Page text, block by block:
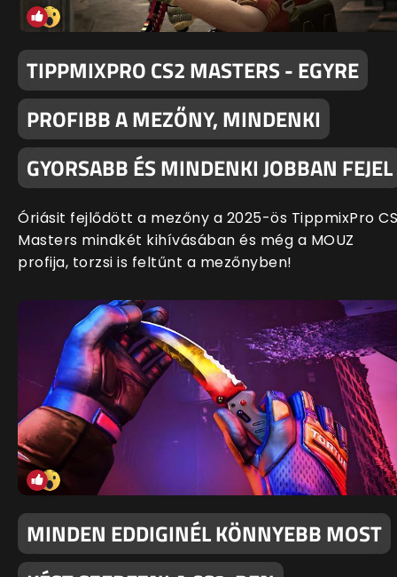
TIPPMIXPRO CS2 MASTERS - EGYRE
PROFIBB A MEZŐNY, MINDENKI
GYORSABB ÉS MINDENKI JOBBAN FEJEL
Óriásit fejlődött a mezőny a 2025-ös TippmixPro
Masters mindkét kihívásában és még a MOUZ
profija, torzsi is feltűnt a mezőnyben!
MINDEN EDDIGINÉL KÖNNYEBB MOST